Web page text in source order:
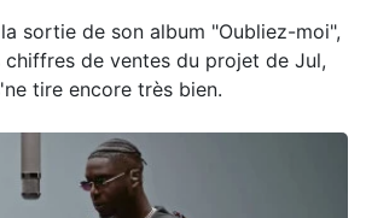
sortie de son album "Oubliez-moi",
chiffres de ventes du projet de Jul,
tire encore très bien.